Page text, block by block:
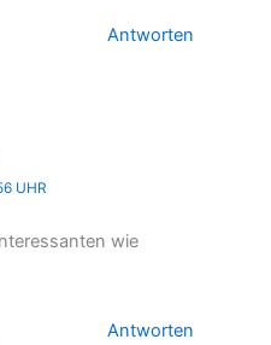
Antworten
UHR
wie
Antworten